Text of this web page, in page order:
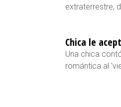
extraterrestre,
Chica le
Una chica
romántica al